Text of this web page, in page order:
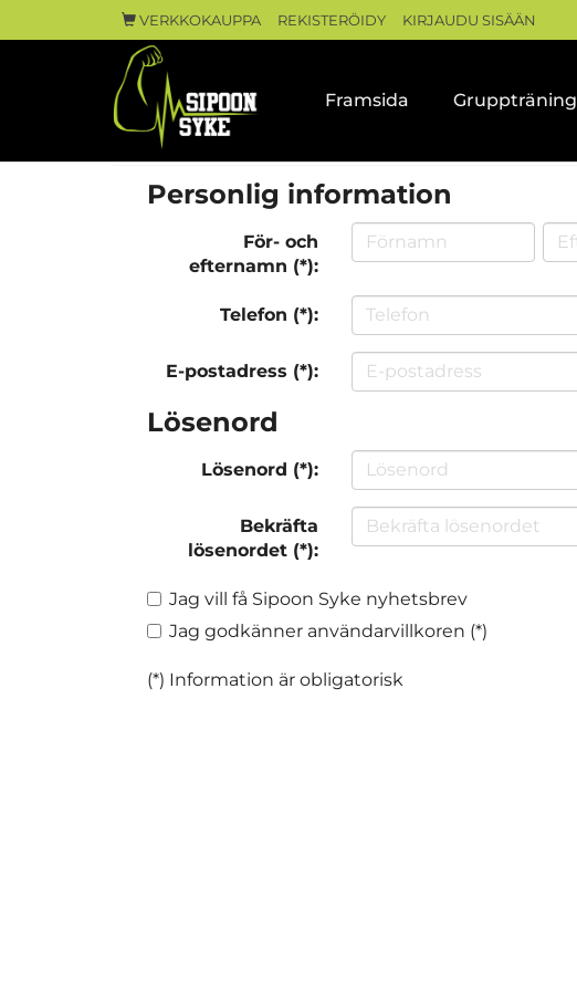
VERKKOKAUPPA REKISTERÖIDY KIRJAUDU SISÄÄN
Framsida Gruppträning
Personlig information
För- och
efternamn (*):
Telefon (*):
E-postadress (*):
Lösenord
Lösenord (*):
Bekräfta
lösenordet (*):
Jag vill få Sipoon Syke nyhetsbrev
Jag godkänner användarvillkoren (*)
(*) Information är obligatorisk